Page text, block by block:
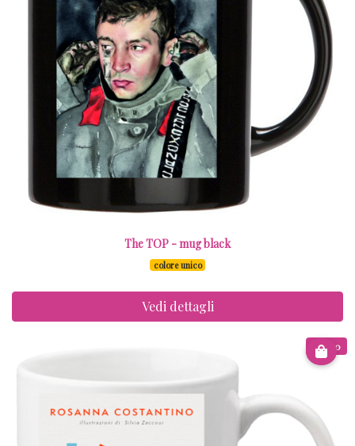
The TOP - mug black
colore unico
Vedi dettagli
€ 8.00